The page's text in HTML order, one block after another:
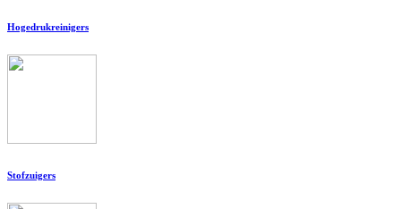
Hogedrukreinigers
Stofzuigers